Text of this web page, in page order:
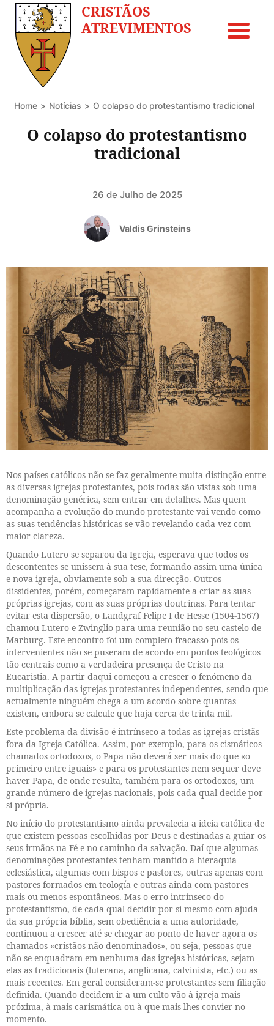
CRISTÃOS
ATREVIMENTOS
Home Notícias O colapso do protestantismo tradicional
O colapso do protestantismo
tradicional
26 de Julho de 2025
Valdis Grinsteins
Nos países católicos não se faz geralmente muita distinção entre
as diversas igrejas protestantes, pois todas são vistas sob uma
denominação genérica, sem entrar em detalhes. Mas quem
acompanha a evolução do mundo protestante vai vendo como
as suas tendências históricas se vão revelando cada vez com
maior clareza.
Quando Lutero se separou da Igreja, esperava que todos os
descontentes se unissem à sua tese, formando assim uma única
e nova igreja, obviamente sob a sua direcção. Outros
dissidentes, porém, começaram rapidamente a criar as suas
próprias igrejas, com as suas próprias doutrinas. Para tentar
evitar esta dispersão, o Landgraf Felipe I de Hesse (1504-1567)
chamou Lutero e Zwinglio para uma reunião no seu castelo de
Marburg. Este encontro foi um completo fracasso pois os
intervenientes não se puseram de acordo em pontos teológicos
tão centrais como a verdadeira presença de Cristo na
Eucaristia. A partir daqui começou a crescer o fenómeno da
multiplicação das igrejas protestantes independentes, sendo que
actualmente ninguém chega a um acordo sobre quantas
existem, embora se calcule que haja cerca de trinta mil.
Este problema da divisão é intrínseco a todas as igrejas cristãs
fora da Igreja Católica. Assim, por exemplo, para os cismáticos
chamados ortodoxos, o Papa não deverá ser mais do que «o
primeiro entre iguais» e para os protestantes nem sequer deve
haver Papa, de onde resulta, também para os ortodoxos, um
grande número de igrejas nacionais, pois cada qual decide por
si própria.
No início do protestantismo ainda prevalecia a ideia católica de
que existem pessoas escolhidas por Deus e destinadas a guiar os
seus irmãos na Fé e no caminho da salvação. Daí que algumas
denominações protestantes tenham mantido a hieraquia
eclesiástica, algumas com bispos e pastores, outras apenas com
pastores formados em teología e outras ainda com pastores
mais ou menos espontâneos. Mas o erro intrínseco do
protestantismo, de cada qual decidir por si mesmo com ajuda
da sua própria bíblia, sem obediência a uma autoridade,
continuou a crescer até se chegar ao ponto de haver agora os
chamados «cristãos não-denominados», ou seja, pessoas que
não se enquadram em nenhuma das igrejas históricas, sejam
elas as tradicionais (luterana, anglicana, calvinista, etc.) ou as
mais recentes. Em geral consideram-se protestantes sem filiação
definida. Quando decidem ir a um culto vão à igreja mais
próxima, à mais carismática ou à que mais lhes convier no
momento.